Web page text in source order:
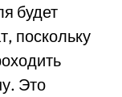
будет
поскольку
Это